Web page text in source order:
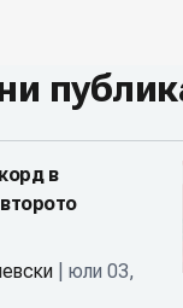
в
| юли 03,